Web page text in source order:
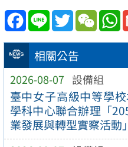
相關公告
2026-08-07 設備組
臺中女子高級中等學
學科中心聯合辦理「
業發展與轉型實察活動」
Facebook
Line Twitter